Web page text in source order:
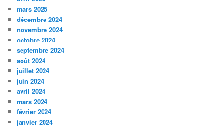
mars 2025
décembre 2024
novembre 2024
octobre 2024
septembre 2024
août 2024
juillet 2024
juin 2024
avril 2024
mars 2024
février 2024
janvier 2024